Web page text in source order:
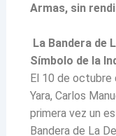
Armas, sin
La Bandera de
Símbolo de la
El 10 de octubre
Yara, Carlos
primera vez un
Bandera de La